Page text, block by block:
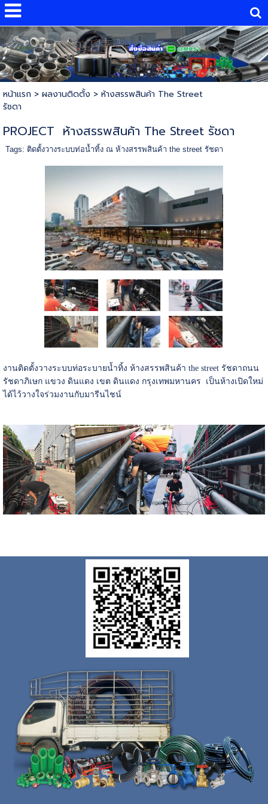
หน้าแรก> ผลงานติดตั้ง > ห้างสรรพสินค้า The Street
รัชดา
PROJECT ห้างสรรพสินค้า The Street รัชดา
Tags: ติดตั้งวางระบบท่อน้ำทิ้ง ณ ห้างสรรพสินค้า the street รัชดา
งานติดตั้งวางระบบท่อระบายน้ำทิ้ง ห้างสรรพสินค้า the street รัชดาถนน
รัชดาภิเษก แขวง ดินแดง เขต ดินแดง กรุงเทพมหานคร เป็นห้างเปิดใหม่
ได้ไว้วางใจร่วมงานกับมารีนไชน์